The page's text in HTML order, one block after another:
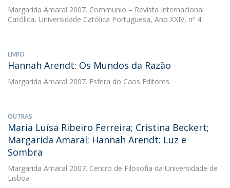
Margarida Amaral 2007. Communio – Revista Internacional
Católica, Universidade Católica Portuguesa, Ano XXIV, nº 4
LIVRO
Hannah Arendt: Os Mundos da Razão
Margarida Amaral 2007. Esfera do Caos Editores
OUTRAS
Maria Luísa Ribeiro Ferreira; Cristina Beckert;
Margarida Amaral; Hannah Arendt: Luz e
Sombra
Margarida Amaral 2007. Centro de Filosofia da Universidade de
Lisboa